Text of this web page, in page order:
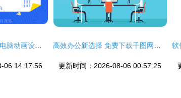
06 14:17:56 更新时间：2026-08-06 00:57:25